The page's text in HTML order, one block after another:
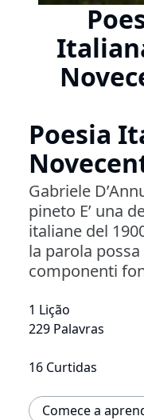
Poesia
Gabriele
pineto E’ una
italiane del
la parola
componenti
1 Lição
229 Palavras
16 Curtidas
Comece a